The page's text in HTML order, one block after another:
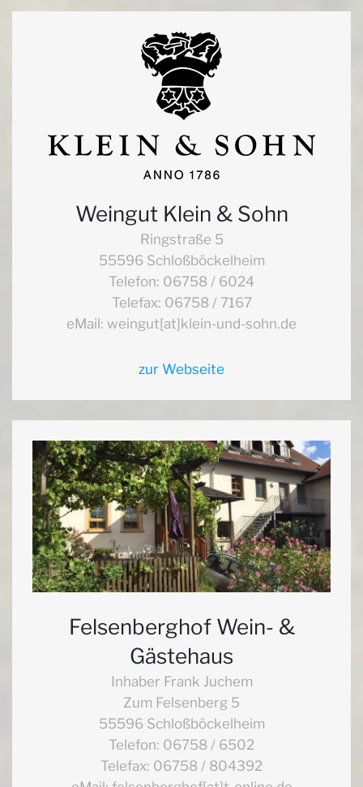
Weingut Klein & Sohn
Ringstraße 5
55596 Schloßböckelheim
Telefon: 06758 / 6024
Telefax: 06758 / 7167
eMail: weingut[at]klein-und-sohn.de
zur Webseite
Felsenberghof Wein- &
Gästehaus
Inhaber Frank Juchem
Zum Felsenberg 5
55596 Schloßböckelheim
Telefon: 06758 / 6502
Telefax: 06758 / 804392